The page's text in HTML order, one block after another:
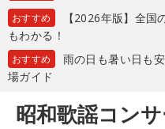
おすすめ
【2026年版】全
もわかる！
おすすめ
雨の日も暑い日も
場ガイド
昭和歌謡コンサ